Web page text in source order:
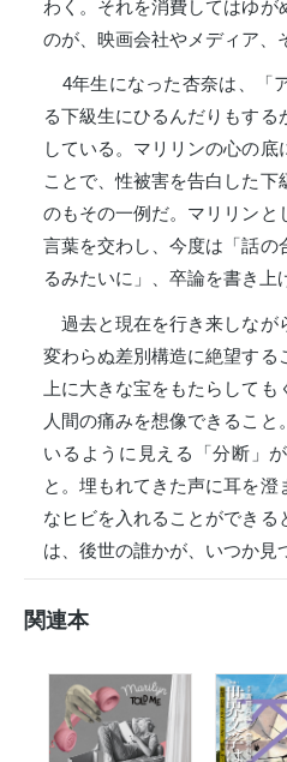
わく。それを消費してはゆが
のが、映画会社やメディア、
4年生になった杏奈は、「
る下級生にひるんだりもす
している。マリリンの心の底
ことで、性被害を告白した下
のもその一例だ。マリリンと
言葉を交わし、今度は「話の
るみたいに」、卒論を書き上
過去と現在を行き来しなが
変わらぬ差別構造に絶望する
上に大きな宝をもたらして
人間の痛みを想像できること
いるように見える「分断」
と。埋もれてきた声に耳を
なヒビを入れることができる
は、後世の誰かが、いつか見
関連本